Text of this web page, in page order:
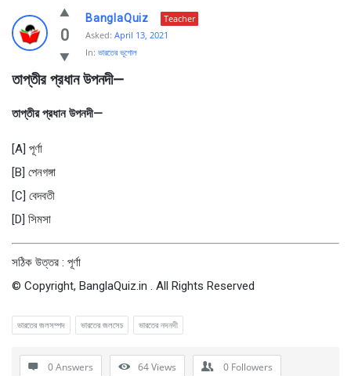
Ask
Questions
BanglaQuiz
Latest
0
BanglaQuiz
Teacher
Asked: April 13, 2021
In: ভারতের ভূগোল
তাপ্তীর প্রধান উপনদী—
তাপ্তীর প্রধান উপনদী—
[A] পূর্ণা
[B] পেনগঙ্গা
[C] বেদবতী
[D] সিমসা
সঠিক উত্তর : পূর্ণা
© Copyright, BanglaQuiz.in . All Rights Reserved
ভারতের জলসম্পদ ভারতের জলসেচ ভারতের নদনদী
0 Answers 64Views 0 Followers